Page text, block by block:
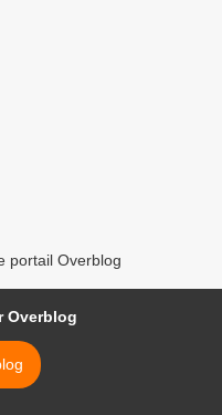
portail Overblog
Overblog